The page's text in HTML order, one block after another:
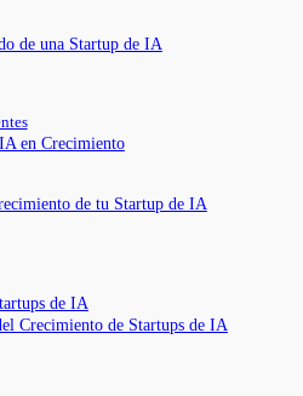
de una Startup de IA
en Crecimiento
de tu Startup de IA
de IA
Crecimiento de Startups de IA